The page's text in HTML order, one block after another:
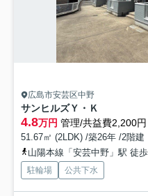
広島市安芸区中野
サンヒルズＹ・Ｋ
4.8万円 管理/共益費2,200円
51.67㎡ (2LDK) /築26年 /2階建
山陽本線「安芸中野」駅 徒
駐輪場 公共下水